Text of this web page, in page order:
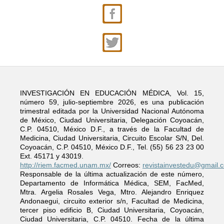
INVESTIGACIÓN EN EDUCACIÓN MÉDICA, Vol. 15,
número 59, julio-septiembre 2026, es una publicación
trimestral editada por la Universidad Nacional Autónoma
de México, Ciudad Universitaria, Delegación Coyoacán,
C.P. 04510, México D.F., a través de la Facultad de
Medicina, Ciudad Universitaria, Circuito Escolar S/N, Del.
Coyoacán, C.P. 04510, México D.F., Tel. (55) 56 23 23 00
Ext. 45171 y 43019.
http://riem.facmed.unam.mx/ Correos:
Responsable de la última actualización de este número,
Departamento de Informática Médica, SEM, FacMed,
Mtra. Argelia Rosales Vega, Mtro. Alejandro Enriquez
Andonaegui, circuito exterior s/n, Facultad de Medicina,
tercer piso edificio B, Ciudad Universitaria, Coyoacán,
Ciudad Universitaria, C.P. 04510. Fecha de la última